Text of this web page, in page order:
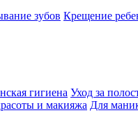
зубов Крещение
гигиена Уход за
и макияжа Для